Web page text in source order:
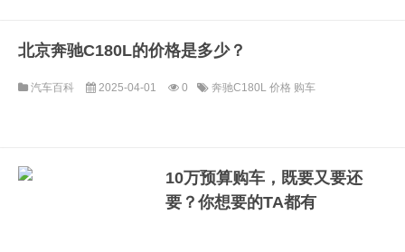
北京奔驰C180L的价格是多少？
汽车百科 2025-04-01 0 奔驰C180L 价格 购车
10万预算购车，既要又要还
要？你想要的TA都有